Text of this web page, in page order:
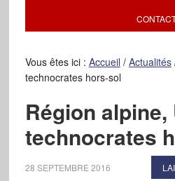
Vous êtes ici : Accueil / Actualités
technocrates hors-sol
Région
technocrates
28 SEPTEMBRE 2016